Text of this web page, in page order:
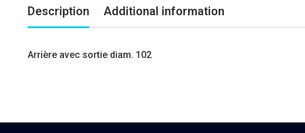
Description Additional information
Arrière avec sortie diam. 102